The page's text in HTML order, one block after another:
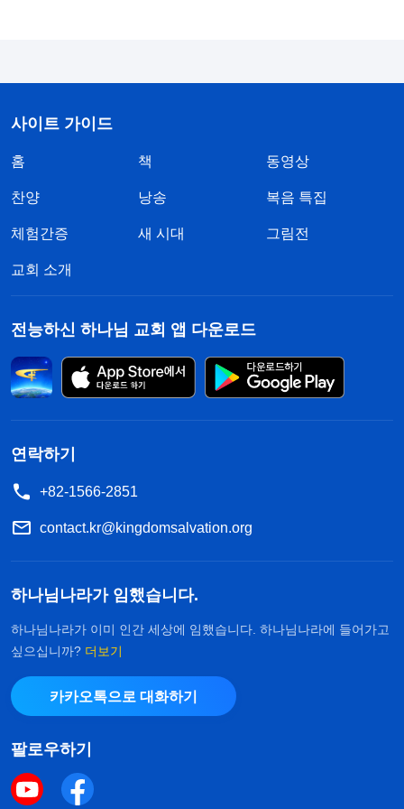
유다가 되어 배반을 했다는 소식이 들렸습니다. 경찰
이 한 자매의 사진을 그 유다에게 보여주며 지목하라
고 한 것입니다. 그 자매는 저와 같이 지낸 적이 많은
행했다면 저도 연루될 것입니다. 또한 저는 외지인이
것이기 때문에 아무래도 얼굴을 내밀지 않는 것이 좋
을 것 같았습니다. 안 그럼 그 다음은 제 차례가 될 테
니까요. 저는 교회에 나가 복음 사역에 협조하는 일
을 그만두었습니다. 그런데 지난 번 교회 동역자들이
잡혀간 것 때문에 겁이 나고 무서워서 20여 일을 숨
어 지내느라 사역을 지체한 일이 불현듯 떠올랐습니
음을 어떻게 전하나?’ 그러자 양심의 가책이 느껴졌
지 생각하는지 않고 늘 자신의 안위만을 고려하다니
이 얼마나 이기적이고 비열한가요! 저는 바로 형제자
매들을 만나 어떻게 충성을 다해 본분을 이행할지에
대해 교제하기 시작했습니다.
했고, 저희가 예배드리던 집도 경찰의 감시를 받게
되었습니다. 예배드릴 만한 곳이 마땅치 않아서 저희
사이트 가이드
홈 책 동영상
찬양 낭송 복음 특집
체험간증 새 시대 그림전
교회 소개
전능하신 하나님 교회 앱 다운로드
연락하기
+82-1566-2851
contact.kr@kingdomsalvation.org
하나님나라가 임했습니다.
하나님나라가 이미 인간 세상에 임했습니다. 하나님나라에 들어가고
싶으십니까? 더보기
카카오톡으로 대화하기
팔로우하기